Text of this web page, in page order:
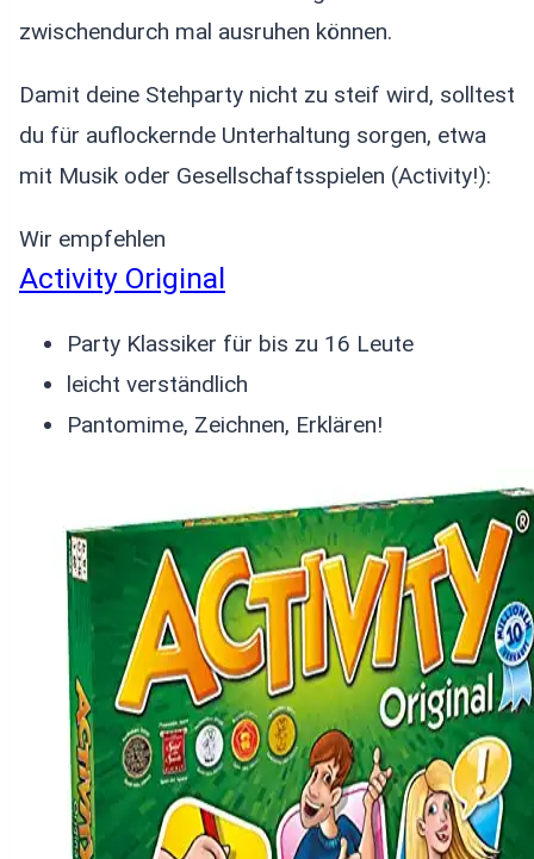
zwischendurch mal ausruhen können.
Damit deine Stehparty nicht zu steif wird, solltest
du für auflockernde Unterhaltung sorgen, etwa
mit Musik oder Gesellschaftsspielen (Activity!):
Wir empfehlen
Activity Original
Party Klassiker für bis zu 16 Leute
leicht verständlich
Pantomime, Zeichnen, Erklären!